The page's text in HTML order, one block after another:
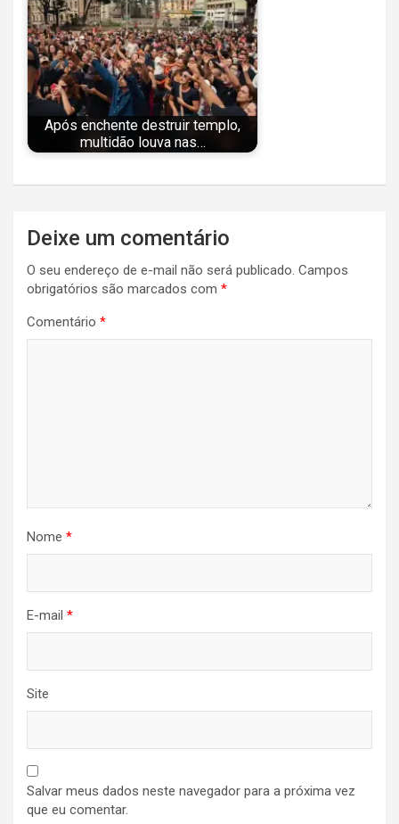
Após enchente destruir templo,
multidão louva nas…
Navegação
de
Post
Deixe um comentário
O seu endereço de e-mail não será publicado. Campos
obrigatórios são marcados com *
Comentário *
Nome *
E-mail *
Site
Salvar meus dados neste navegador para a próxima vez
que eu comentar.